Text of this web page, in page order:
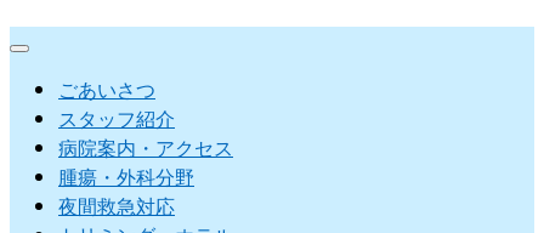
ごあいさつ
スタッフ紹介
病院案内・アクセス
腫瘍・外科分野
夜間救急対応